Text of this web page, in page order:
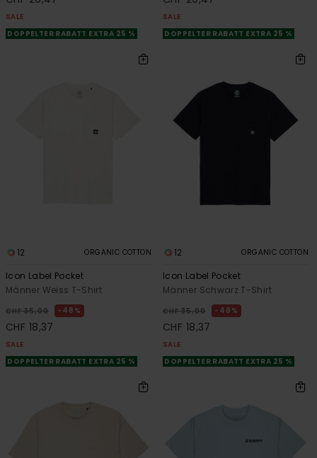
SALE
DOPPELTER RABATT EXTRA 25 %
SALE
DOPPELTER RABATT EXTRA 25 %
12 ORGANIC COTTON
Icon Label Pocket
Männer Weiss T-Shirt
CHF 35,00 48%
CHF 18,37
SALE
DOPPELTER RABATT EXTRA 25 %
12 ORGANIC COTTON
Icon Label Pocket
Männer Schwarz T-Shirt
CHF 35,00 48%
CHF 18,37
SALE
DOPPELTER RABATT EXTRA 25 %